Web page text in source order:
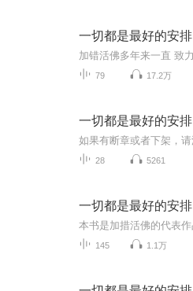
一切都是最好的安排
79 17.2万
一切都是最好的安排
28 5261
一切都是最好的安排
145 1.1万